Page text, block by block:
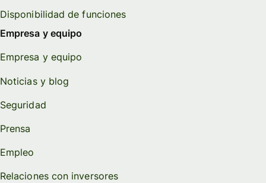
Disponibilidad de funciones
Empresa y equipo
Empresa y equipo
Noticias y blog
Seguridad
Prensa
Empleo
Relaciones con inversores